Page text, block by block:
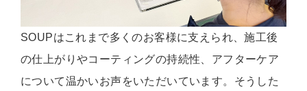
SOUPはこれまで多くのお客様に支えられ、施工後
の仕上がりやコーティングの持続性、アフターケア
について温かいお声をいただいています。そうした